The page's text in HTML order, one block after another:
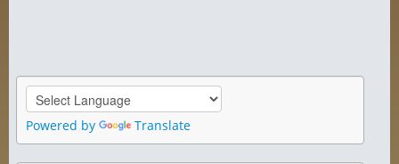
Powered by Translate